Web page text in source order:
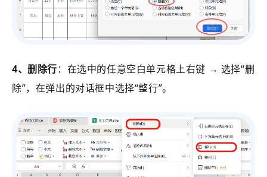
4、删除行：在选中的任意空白单元格上右键 → 选择“删
除”，在弹出的对话框中选择“整行”。